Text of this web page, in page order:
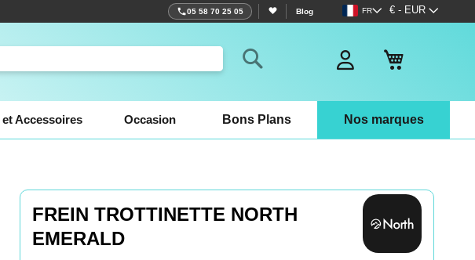
Devise
€ - EUR
Langue
FR
05 58 70 25 05 Blog
Accessoires Occasion Bons Plans Nos marques
FREIN TROTTINETTE NORTH
EMERALD